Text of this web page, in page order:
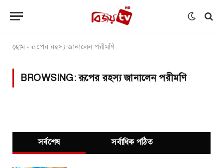
হোম»রূপের রহস্য জানালেন পরীমণি
BROWSING:রূপের রহস্য জানালেন পরীমণি
সর্বশেষ সর্বাধিক পঠিত